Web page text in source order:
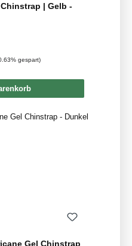
| Gelb -
gespart)
Gel Chinstrap